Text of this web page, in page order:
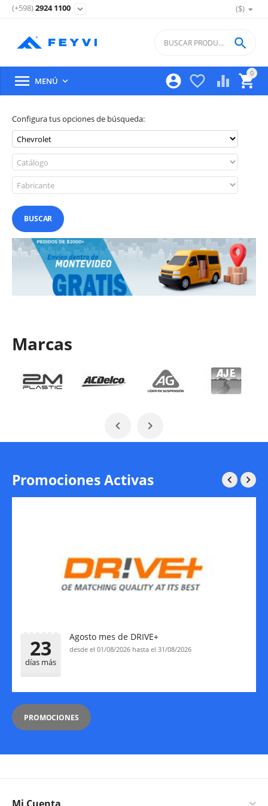
($)
(+598)2924 1100 expand_more
0

 


 MENÚ 
Configura tus opciones de búsqueda:
BUSCAR
Marcas
 
Promociones Activas  
23
días más
Agosto mes de DRIVE+
desde el 01/08/2026 hasta el 31/08/2026
PROMOCIONES